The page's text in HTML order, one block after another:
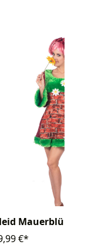
€*